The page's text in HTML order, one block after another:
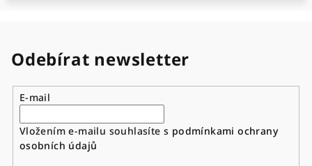
Odebírat newsletter
E-mail
Vložením e-mailu souhlasíte s podmínkami ochrany
osobních údajů